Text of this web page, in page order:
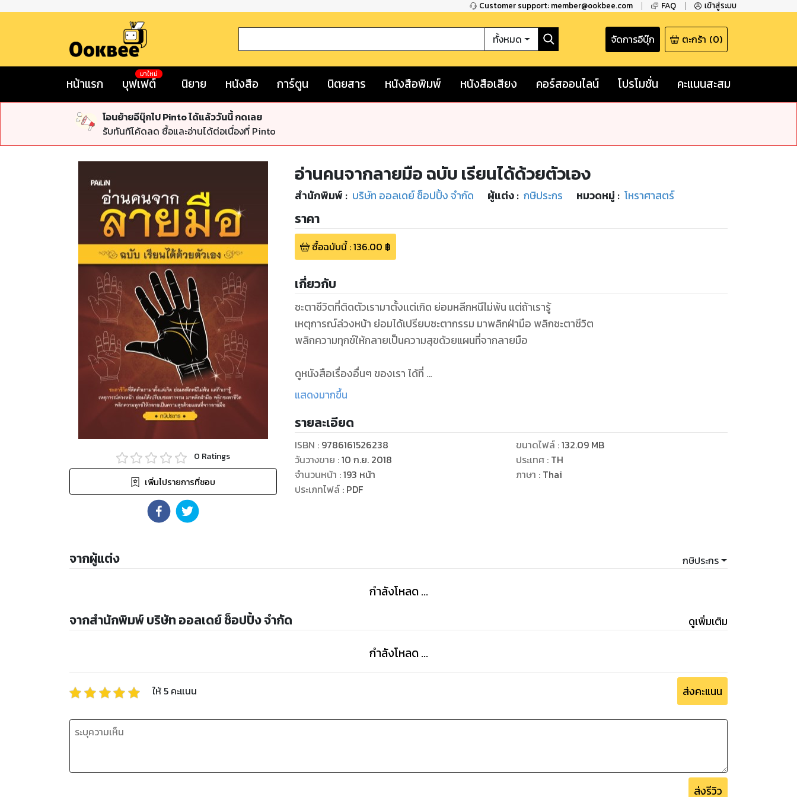
Customer support: member@ookbee.com FAQ เข้าสู่ระบบ
ทั้งหมด จัดการอีบุ๊ก ตะกร้า (0)
หน้าแรก บุฟเฟต์
มาใหม่
นิยาย หนังสือ การ์ตูน นิตยสาร หนังสือพิมพ์ หนังสือเสียง คอร์สออนไลน์ โปรโมชั่น คะแนนสะสม
โอนย้ายอีบุ๊กไป Pinto ได้แล้ววันนี้ กดเลย
รับทันทีโค้ดลด ซื้อและอ่านได้ต่อเนื่องที่ Pinto
0 Ratings
เพิ่มไปรายการที่ชอบ
อ่านคนจากลายมือ ฉบับ เรียนได้ด้วยตัวเอง
สำนักพิมพ์ : บริษัท ออลเดย์ ช็อปปิ้ง จำกัด ผู้แต่ง : กษิประกร หมวดหมู่ : โหราศาสตร์
ราคา
ซื้อฉบับนี้:136.00 ฿
เกี่ยวกับ
ชะตาชีวิตที่ติดตัวเรามาตั้งเเต่เกิด ย่อมหลีกหนีไม่พ้น เเต่ถ้าเรารู้
เหตุการณ์ล่วงหน้า ย่อมได้เปรียบชะตากรรม มาพลิกฝ่ามือ พลิกชะตาชีวิต
พลิกความทุกข์ให้กลายเป็นความสุขด้วยแผนที่จากลายมือ
ดูหนังสือเรื่องอื่นๆ ของเรา ได้ที่
www.pailinbooknet.com
แสดงมากขึ้น
รายละเอียด
ISBN : 9786161526238
วันวางขาย :10 ก.ย. 2018
จำนวนหน้า :193 หน้า
ประเภทไฟล์: PDF
ขนาดไฟล์:132.09 MB
ประเทศ : TH
ภาษา : Thai
จากผู้แต่ง กษิประกร
กำลังโหลด ...
จากสำนักพิมพ์ บริษัท ออลเดย์ ช็อปปิ้ง จำกัด ดูเพิ่มเติม
กำลังโหลด ...
ให้ 5 คะแนน ส่งคะแนน
ส่งรีวิว